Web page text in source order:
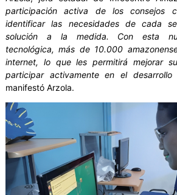
participación activa de los consejos
identificar las necesidades de cada
solución a la medida. Con esta
tecnológica, más de 10.000
internet, lo que les permitirá mejorar
participar activamente en el desarrollo
manifestó Arzola.